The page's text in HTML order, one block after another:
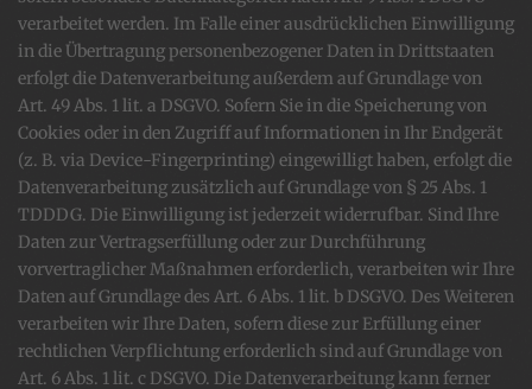
verarbeitet werden. Im Falle einer ausdrücklichen Einwilligung
in die Übertragung personenbezogener Daten in Drittstaaten
erfolgt die Datenverarbeitung außerdem auf Grundlage von
Art. 49 Abs. 1 lit. a DSGVO. Sofern Sie in die Speicherung von
Cookies oder in den Zugriff auf Informationen in Ihr Endgerät
(z. B. via Device-Fingerprinting) eingewilligt haben, erfolgt die
Datenverarbeitung zusätzlich auf Grundlage von § 25 Abs. 1
TDDDG. Die Einwilligung ist jederzeit widerrufbar. Sind Ihre
Daten zur Vertragserfüllung oder zur Durchführung
vorvertraglicher Maßnahmen erforderlich, verarbeiten wir Ihre
Daten auf Grundlage des Art. 6 Abs. 1 lit. b DSGVO. Des Weiteren
verarbeiten wir Ihre Daten, sofern diese zur Erfüllung einer
rechtlichen Verpflichtung erforderlich sind auf Grundlage von
Art. 6 Abs. 1 lit. c DSGVO. Die Datenverarbeitung kann ferner